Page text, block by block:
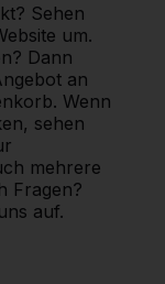
Sehen
um.
Dann
an
Wenn
sehen
mehrere
Fragen?
auf.